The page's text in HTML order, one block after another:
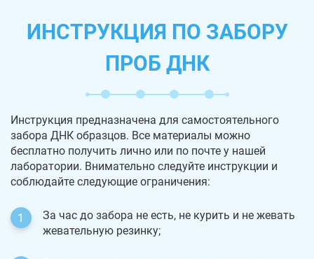
ИНСТРУКЦИЯ ПО ЗАБОРУ
ПРОБ ДНК
Инструкция предназначена для самостоятельного
забора ДНК образцов. Все материалы можно
бесплатно получить лично или по почте у нашей
лаборатории. Внимательно следуйте инструкции и
соблюдайте следующие ограничения:
За час до забора не есть, не курить и не жевать
жевательную резинку;